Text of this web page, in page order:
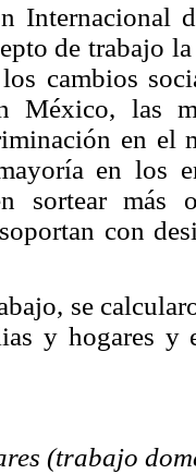
Internacional
de trabajo
cambios
México, las
en el
en los
sortear más
con
se
y hogares y
(trabajo